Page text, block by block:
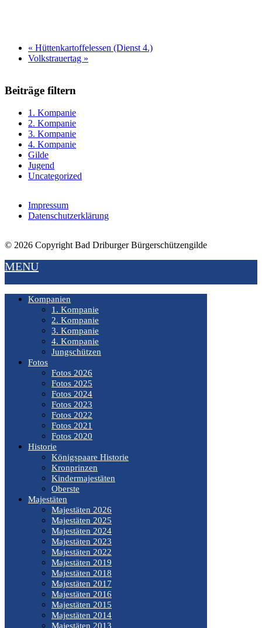
« Hüttenkartoffelessen (Dienst 4.)
Volkstrauertag »
Beiträge filtern
1. Kompanie
2. Kompanie
3. Kompanie
4. Kompanie
Gilde
Jugend
Uncategorized
Impressum
Datenschutzerklärung
© 2026 Copyright Bad Driburger Bürgerschützengilde
MENU
Kompanien
1. Kompanie
2. Kompanie
3. Kompanie
4. Kompanie
Jungschützen
Fotos
Fotos 2026
Fotos 2025
Fotos 2024
Fotos 2023
Fotos 2022
Fotos 2021
Fotos 2020
Historie
Königspaare Historie
Kronprinzen
Kindermajestäten
Oberste
Majestäten
Majestäten 2026
Majestäten 2025
Majestäten 2024
Majestäten 2023
Majestäten 2022
Majestäten 2019
Majestäten 2018
Majestäten 2017
Majestäten 2016
Majestäten 2015
Majestäten 2014
Majestäten 2013